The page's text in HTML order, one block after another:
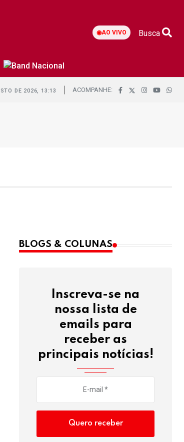
◉AO VIVO Busca
DE 2026, 13:13 ACOMPANHE:
BLOGS & COLUNAS
Inscreva-se na
nossa lista de
emails para
receber as
principais notícias!
Quero receber